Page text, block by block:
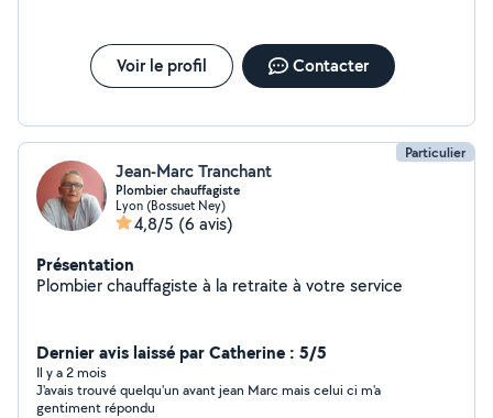
Voir le profil Contacter
Particulier
Jean-Marc Tranchant
Plombier chauffagiste
Lyon (Bossuet Ney)
4,8/5 (6 avis)
Présentation
Plombier chauffagiste à la retraite à votre service
Dernier avis laissé par Catherine : 5/5
Il y a 2 mois
J'avais trouvé quelqu'un avant jean Marc mais celui ci m'a
gentiment répondu